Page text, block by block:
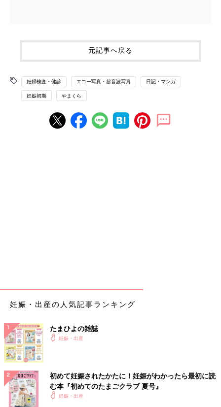
元記事へ戻る
妊婦検査・健診 エコー写真・超音波写真 日記・マンガ
妊娠初期 やまくら
妊娠・出産の人気記事ランキング
たまひよの雑誌
妊娠・出産
初めて妊娠されたかたに！妊娠がわかったら最初に読
む本『初めてのたまごクラブ 夏号』
妊娠・出産